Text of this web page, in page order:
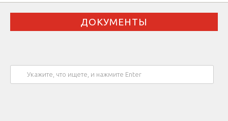
ДОКУМЕНТЫ